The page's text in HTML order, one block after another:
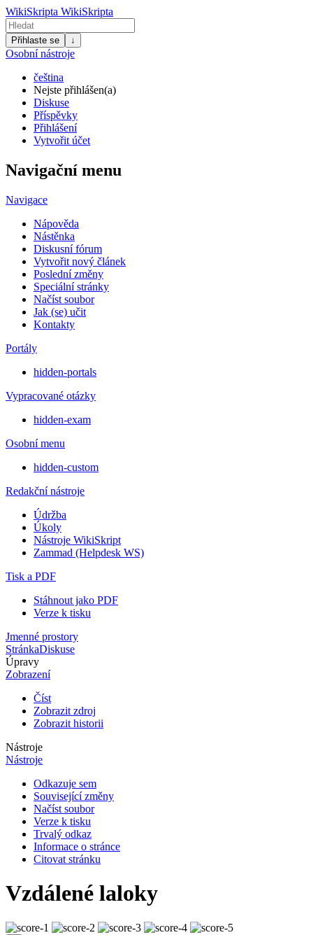
WikiSkripta WikiSkripta
Přihlaste se ↓
Osobní nástroje
čeština
Nejste přihlášen(a)
Diskuse
Příspěvky
Přihlášení
Vytvořit účet
Navigační menu
Navigace
Nápověda
Nástěnka
Diskusní fórum
Vytvořit nový článek
Poslední změny
Speciální stránky
Načíst soubor
Jak (se) učit
Kontakty
Portály
hidden-portals
Vypracované otázky
hidden-exam
Osobní menu
hidden-custom
Redakční nástroje
Údržba
Úkoly
Nástroje WikiSkript
Zammad (Helpdesk WS)
Tisk a PDF
Stáhnout jako PDF
Verze k tisku
Jmenné prostory
StránkaDiskuse
Úpravy
Zobrazení
Číst
Zobrazit zdroj
Zobrazit historii
Nástroje
Nástroje
Odkazuje sem
Související změny
Načíst soubor
Verze k tisku
Trvalý odkaz
Informace o stránce
Citovat stránku
Vzdálené laloky